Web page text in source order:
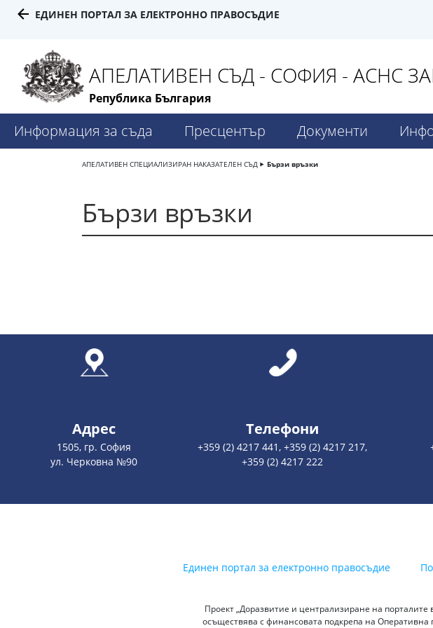
ЕДИНЕН ПОРТАЛ ЗА ЕЛЕКТРОННО ПРАВОСЪДИЕ
АПЕЛАТИВЕН СЪД - СОФИЯ - АСНС
Република България
Информация за съда Пресцентър Документи
АПЕЛАТИВЕН СПЕЦИАЛИЗИРАН НАКАЗАТЕЛЕН СЪД Бързи връзки
Бързи връзки
Адрес
1505, гр. София
ул. Черковна №90
Телефони
+359 (2) 4217 441, +359 (2) 4217 217,
+359 (2) 4217 222
Единен портал за електронно правосъдие
Проект „Доразвитие и централизиране на
осъществява с финансовата подкрепа на